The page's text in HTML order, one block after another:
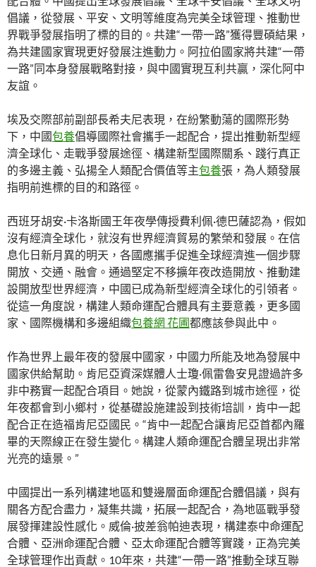
倡議，從發展、平安、文明等維度為完美全球管理、推動世
界戰爭發展指明了標的目的。共建“一帶一路”獲得豐碩結果，
為共建國家實現更好發展注進動力。阿拉伯國家將共建“一帶
一路”同本身發展戰略對接，與中國實現互利共贏，深化阿中
友誼。
埃及交際部前副部長希夫尼表現，在紛繁動蕩的國際形勢
下，中國包養倡導國際社會攜手一起配合，提出推動新型經
濟全球化、走戰爭發展途徑、構建新型國際關系、踐行真正
的多邊主義、弘揚全人類配合價值等主包養張，為人類發展
指明前進標的目的和路徑。
西班牙胡安·卡洛斯國王年夜學傳授費利佩·德巴薩認為，假如
沒有經濟全球化，就沒有世界經濟貿易的繁榮和發展。在信
息化日新月異的明天，各國應攜手促進全球經濟進一個步驟
開放、交通、融會。通過堅定不移擴年夜改造開放、推動建
設開放型世界經濟，中國已成為新型經濟全球化的引領者。
從這一角度說，構建人類命運配合體具有主要意義，更多國
家、國際機構和多邊組織包養網 花圃都應該參與此中。
作為世界上最年夜的發展中國家，中國力所能及地為發展中
國家供給幫助。肯尼亞資深媒體人士瓊·佩雷魯安見證過許多
非中務實一起配合項目。她說，從蒙內鐵路到城市途徑，從
年夜都會到小鄉村，從基礎設施建設到技術培訓，肯中一起
配合正在造福肯尼亞國民。“肯中一起配合讓肯尼亞首都內羅
畢的天際線正在發生變化。構建人類命運配合體呈現出非常
光亮的遠景。”
中國提出一系列構建地區和雙邊層面命運配合體倡議，與有
關各方配合盡力，凝集共識，拓展一起配合，為地區戰爭發
展發揮建設性感化。威倫·披差翁帕迪表現，構建泰中命運配
合體、亞洲命運配合體、亞太命運配合體等實踐，正為完美
全球管理作出貢獻。10年來，共建“一帶一路”推動全球互聯